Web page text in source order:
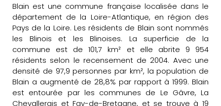
Blain est une commune française localisée dans le
département de la Loire-Atlantique, en région des
Pays de la Loire. Les résidents de Blain sont nommés
les Blinois et les Blinoises. La superficie de la
commune est de 101,7 km² et elle abrite 9 954
résidents selon le recensement de 2004. Avec une
densité de 97,9 personnes par km², la population de
Blain a augmenté de 28,8% par rapport à 1999. Blain
est entourée par les communes de Le Gâvre, La
Chevallerais et Fay-de-Bretagne, et se trouve à 19